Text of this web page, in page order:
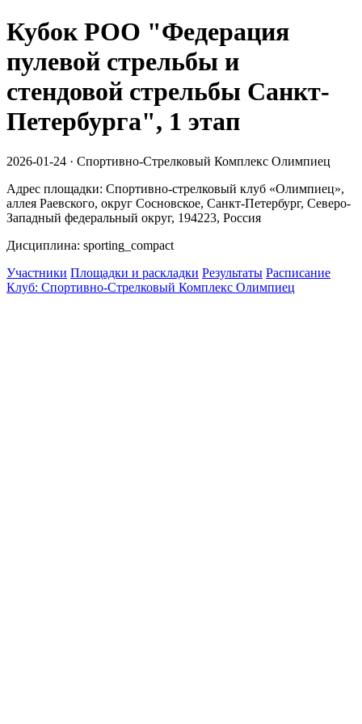
Кубок РОО "Федерация
пулевой стрельбы и
стендовой стрельбы Санкт-
Петербурга", 1 этап
2026-01-24 · Спортивно-Стрелковый Комплекс Олимпиец
Адрес площадки: Спортивно-стрелковый клуб «Олимпиец»,
аллея Раевского, округ Сосновское, Санкт-Петербург, Северо-
Западный федеральный округ, 194223, Россия
Дисциплина: sporting_compact
Участники Площадки и раскладки Результаты Расписание
Клуб: Спортивно-Стрелковый Комплекс Олимпиец